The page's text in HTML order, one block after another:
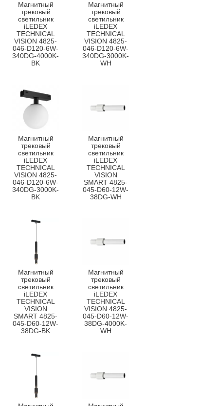
Магнитный
трековый
светильник
iLEDEX
TECHNICAL
VISION 4825-
046-D120-6W-
340DG-4000K-
BK
Магнитный
трековый
светильник
iLEDEX
TECHNICAL
VISION 4825-
046-D120-6W-
340DG-3000K-
WH
Магнитный
трековый
светильник
iLEDEX
TECHNICAL
VISION 4825-
046-D120-6W-
340DG-3000K-
BK
Магнитный
трековый
светильник
iLEDEX
TECHNICAL
VISION
SMART 4825-
045-D60-12W-
38DG-WH
Магнитный
трековый
светильник
iLEDEX
TECHNICAL
VISION
SMART 4825-
045-D60-12W-
38DG-BK
Магнитный
трековый
светильник
iLEDEX
TECHNICAL
VISION 4825-
045-D60-12W-
38DG-4000K-
WH